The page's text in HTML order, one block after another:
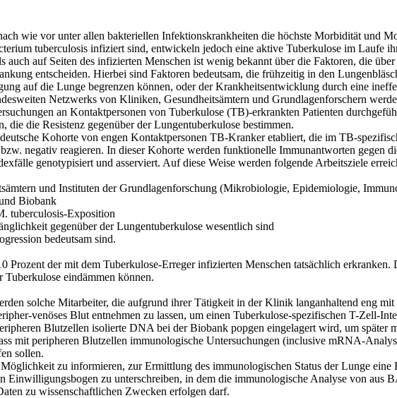
wie vor unter allen bakteriellen Infektionskrankheiten die höchste Morbidität und
tuberculosis infiziert sind, entwickeln jedoch eine aktive Tuberkulose im Laufe
auch auf Seiten des infizierten Menschen ist wenig bekannt über die Faktoren, die
entscheiden. Hierbei sind Faktoren bedeutsam, die frühzeitig in den
auf die Lunge begrenzen können, oder der Krankheitsentwicklung durch eine
Netzwerks von Kliniken, Gesundheitsämtern und Grundlagenforschern
an Kontaktpersonen von Tuberkulose (TB)-erkrankten Patienten
die die Resistenz gegenüber der Lungentuberkulose bestimmen.
Kohorte von engen Kontaktpersonen TB-Kranker etabliert, die im TB-
bzw. negativ reagieren. In dieser Kohorte werden funktionelle Immunantworten gegen
genotypisiert und asserviert. Auf diese Weise werden folgende Arbeitsziele
und Instituten der Grundlagenforschung (Mikrobiologie, Epidemiologie,
Biobank
tuberculosis-Exposition
gegenüber der Lungentuberkulose wesentlich sind
bedeutsam sind.
Prozent der mit dem Tuberkulose-Erreger infizierten Menschen tatsächlich erkranken.
Tuberkulose eindämmen können.
solche Mitarbeiter, die aufgrund ihrer Tätigkeit in der Klinik langanhaltend eng
venöses Blut entnehmen zu lassen, um einen Tuberkulose-spezifischen T-Zell-
Blutzellen isolierte DNA bei der Biobank popgen eingelagert wird, um später
mit peripheren Blutzellen immunologische Untersuchungen (inclusive mRNA-
sollen.
zu informieren, zur Ermittlung des immunologischen Status der Lunge eine
Einwilligungsbogen zu unterschreiben, in dem die immunologische Analyse von aus
zu wissenschaftlichen Zwecken erfolgen darf.